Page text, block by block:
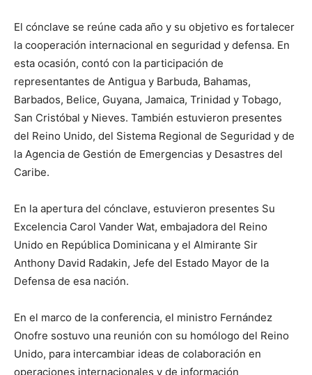
El cónclave se reúne cada año y su objetivo es fortalecer
la cooperación internacional en seguridad y defensa. En
esta ocasión, contó con la participación de
representantes de Antigua y Barbuda, Bahamas,
Barbados, Belice, Guyana, Jamaica, Trinidad y Tobago,
San Cristóbal y Nieves. También estuvieron presentes
del Reino Unido, del Sistema Regional de Seguridad y de
la Agencia de Gestión de Emergencias y Desastres del
Caribe.
En la apertura del cónclave, estuvieron presentes Su
Excelencia Carol Vander Wat, embajadora del Reino
Unido en República Dominicana y el Almirante Sir
Anthony David Radakin, Jefe del Estado Mayor de la
Defensa de esa nación.
En el marco de la conferencia, el ministro Fernández
Onofre sostuvo una reunión con su homólogo del Reino
Unido, para intercambiar ideas de colaboración en
operaciones internacionales y de información